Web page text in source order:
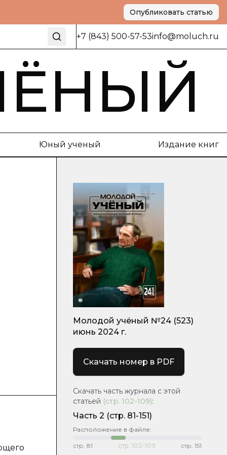
Опубликовать статью
+7 (843) 500-57-53info@moluch.ru
Юный ученый Издание книг
Молодой учёный №24 (523)
июнь 2024 г.
Скачать номер в PDF
Скачать часть журнала с этой
статьей (стр. 102-109):
Часть 2 (стр. 81-151)
Расположение в файле:
стр. 81 стр. 102-109 стр. 151